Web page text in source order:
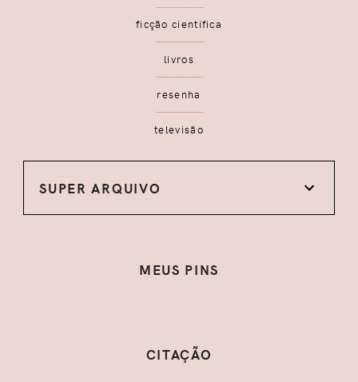
ficção científica
livros
resenha
televisão
SUPER ARQUIVO
MEUS PINS
CITAÇÃO